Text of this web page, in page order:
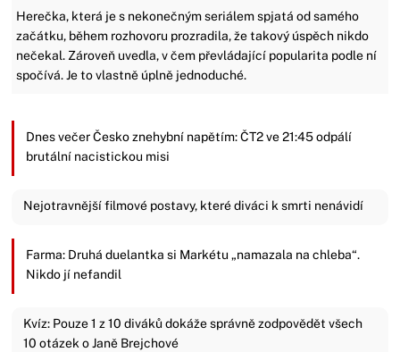
Herečka, která je s nekonečným seriálem spjatá od samého
začátku, během rozhovoru prozradila, že takový úspěch nikdo
nečekal. Zároveň uvedla, v čem převládající popularita podle ní
spočívá. Je to vlastně úplně jednoduché.
Dnes večer Česko znehybní napětím: ČT2 ve 21:45 odpálí
brutální nacistickou misi
Nejotravnější filmové postavy, které diváci k smrti nenávidí
Farma: Druhá duelantka si Markétu „namazala na chleba“.
Nikdo jí nefandil
Kvíz: Pouze 1 z 10 diváků dokáže správně zodpovědět všech
10 otázek o Janě Brejchové